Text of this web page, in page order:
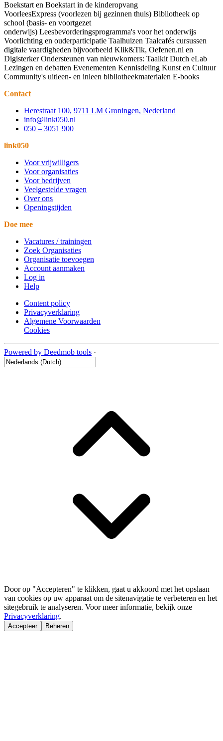
Boekstart en Boekstart in de kinderopvang
VoorleesExpress (voorlezen bij gezinnen thuis) Bibliotheek op
school (basis- en voortgezet
onderwijs) Leesbevorderingsprogramma's voor het onderwijs
Voorlichting en ouderparticipatie Taalhuizen Taalcafés cursussen
digitale vaardigheden bijvoorbeeld Klik&Tik, Oefenen.nl en
Digisterker Ondersteunen van nieuwkomers: Taalkit Dutch eLab
Lezingen en debatten Evenementen Kennisdeling Kunst en Cultuur
Community's uitleen- en inleen bibliotheekmaterialen E-books
Contact
Herestraat 100, 9711 LM Groningen, Nederland
info@link050.nl
050 – 3051 900
link050
Voor vrijwilligers
Voor organisaties
Voor bedrijven
Veelgestelde vragen
Over ons
Openingstijden
Doe mee
Vacatures / trainingen
Zoek Organisaties
Organisatie toevoegen
Account aanmaken
Log in
Help
Content policy
Privacyverklaring
Algemene Voorwaarden
Cookies
Powered by Deedmob tools ·
Door op "Accepteren" te klikken, gaat u akkoord met het opslaan
van cookies op uw apparaat om de sitenavigatie te verbeteren en het
sitegebruik te analyseren. Voor meer informatie, bekijk onze
Privacyverklaring.
Accepteer Beheren